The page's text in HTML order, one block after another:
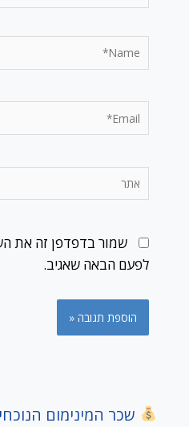
Name*
Email*
אתר
שמור בדפדפן זה את
לפעם הבאה שאגיב.
שכר המינימום